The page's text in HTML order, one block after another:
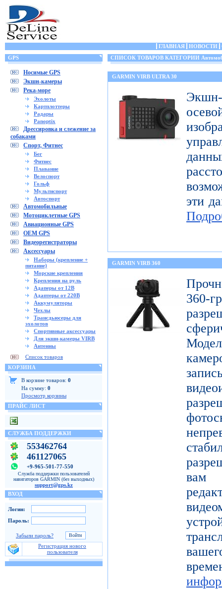
ГЛАВНАЯ НОВОСТИ
GPS
Носимые GPS
Экшн-камеры
Река-море
Эхолоты
Картплоттеры
Радары
Panoptix
Дрессировка и слежение за
собаками
Спорт, Фитнес
Бег
Фитнес
Плавание
Велоспорт
Гольф
Мультиспорт
Автоспорт
Автомобильные
Мотоциклетные GPS
Авиационные GPS
OEM GPS
Видеорегистраторы
Аксессуары
Наборы (крепление +
питание)
Морские крепления
Крепления на руль
Адаперы от 12В
Адаптеры от 220В
Аккумуляторы
Чехлы
Трансдьюсеры для
эхолотов
Спортивные аксессуары
Для экшн-камеры VIRB
Антенны
Список товаров
КОРЗИНА
В корзине товаров: 0
На сумму: 0
Просмотр корзины
ПРАЙС ЛИСТ
СЛУЖБА ПОДДЕРЖКИ
553462764
461127065
+9-965-501-77-550
Служба поддержки пользователей
навигаторов GARMIN (без выходных)
support@gps.kz
ВХОД
Логин:
Пароль:
Забыли пароль?
Регистрация нового
пользователя
СПИСОК ТОВАРОВ КАТЕГОРИИ
GARMIN VIRB ULTRA 30
эти
GARMIN VIRB 360
вам